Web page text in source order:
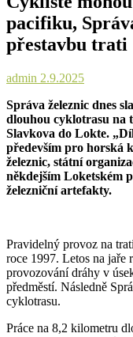
pacifiku,
přestavbu trati
admin 2.9.2025
Správa železnic dnes
dlouhou cyklotrasu na
Slavkova do Lokte.
především pro horská
železnic, státní
někdejším Loketském
železniční artefakty.
Pravidelný provoz na
roce 1997. Letos na jaře
provozování dráhy v
předměstí. Následně
cyklotrasu.
Práce na 8,2 kilometru